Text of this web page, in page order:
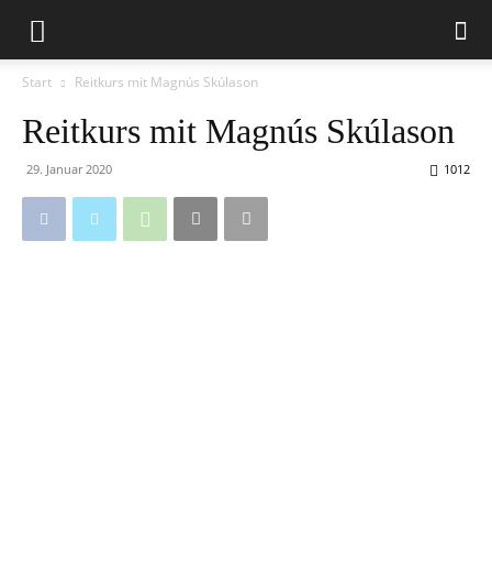
Start Reitkurs mit Magnús Skúlason
Reitkurs mit Magnús Skúlason
29. Januar 2020 1012